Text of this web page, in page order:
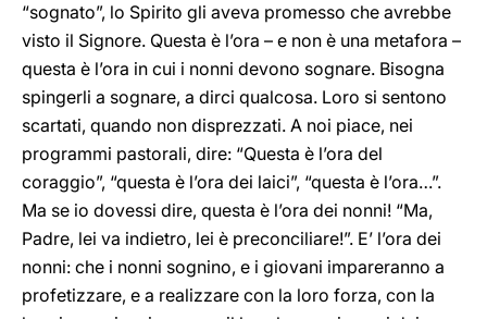
“sognato”, lo Spirito gli aveva promesso che avrebbe
visto il Signore. Questa è l’ora – e non è una metafora –
questa è l’ora in cui i nonni devono sognare. Bisogna
spingerli a sognare, a dirci qualcosa. Loro si sentono
scartati, quando non disprezzati. A noi piace, nei
programmi pastorali, dire: “Questa è l’ora del
coraggio”, “questa è l’ora dei laici”, “questa è l’ora…”.
Ma se io dovessi dire, questa è l’ora dei nonni! “Ma,
Padre, lei va indietro, lei è preconciliare!”. E’ l’ora dei
nonni: che i nonni sognino, e i giovani impareranno a
profetizzare, e a realizzare con la loro forza, con la